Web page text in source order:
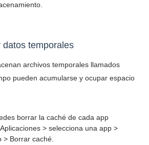
datos temporales
archivos temporales llamados
pueden acumularse y ocupar espacio
borrar la caché de cada app
> selecciona una app >
> Borrar caché.